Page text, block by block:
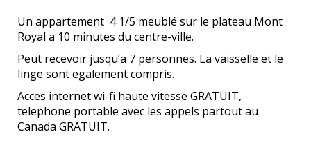
Un appartement 4 1/5 meublé sur le plateau Mont
Royal a 10 minutes du centre-ville.
Peut recevoir jusqu’a 7 personnes. La vaisselle et le
linge sont egalement compris.
Acces internet wi-fi haute vitesse GRATUIT,
telephone portable avec les appels partout au
Canada GRATUIT.